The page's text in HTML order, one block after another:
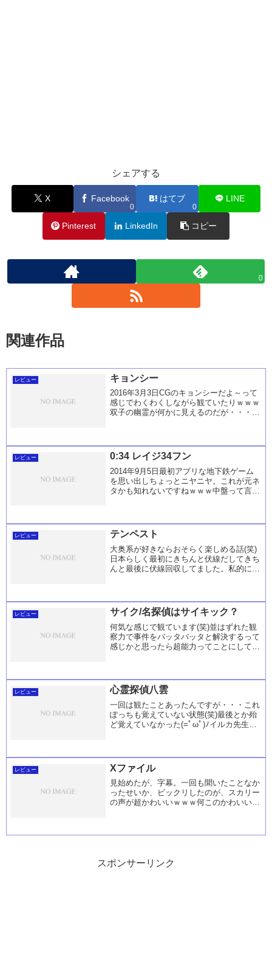
シェアする
X Facebook
0
はてブ
0
LINE
Pinterest LinkedIn コピー
0
関連作品
レビュー キョンシー
2016年3月3日CGのキョンシーだよ～って
感じでわくわくしながら観ていたりｗｗｗ
双子の幽霊が何かに見えるのだが・・・・
絶望感(笑)キョンシ...
レビュー 0:34 レイジ34フン
2014年9月5日最初アプリな地下鉄ゲーム
を思い出しちょっとニヤニヤ。これが元ネ
タかも知れないですねｗｗｗ中盤って言う
は、女性の...
レビュー テンペスト
大奥系が好きならおそらく楽しめる話(笑)
日本らしく最初にきちんと伏線だしてきち
んと最後に伏線回収してました。私的に
ったｗｗｗし...
レビュー サイク/名探偵はサイキック？
何気な感じで観ています(笑)並はずれた観
察力で事件をバッタバッタと解決するって
感じかと思ったら超能力ってことにして事
た。。。まさか...
レビュー 心霊探偵八雲
一回は観たことあったんですが・・・これ
ぽっちも覚えていない状態(笑)最後とか殆
ど覚えていなかった(=ﾟωﾟ)ﾉイルカ先生が
い...
レビュー Xファイル
見始めたが、字幕。一回も聞いたことなか
ったせいか、ビックリしたのが、スカリー
の声が超かわいいｗｗｗ何このかわいい声
スポンサーリンク